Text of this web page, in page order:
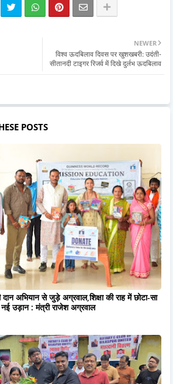
NEWER
विश्व ऊदबिलाव दिवस पर खुशखबरी: उदंती-
सीतानदी टाइगर रिजर्व में दिखे दुर्लभ ऊदबिलाव
POSTS
अभियान से जुड़े अग्रवाल,शिक्षा की राह में छोटा-सा
उड़ान : मंत्री राजेश अग्रवाल